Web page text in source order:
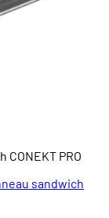
PRO
sandwich